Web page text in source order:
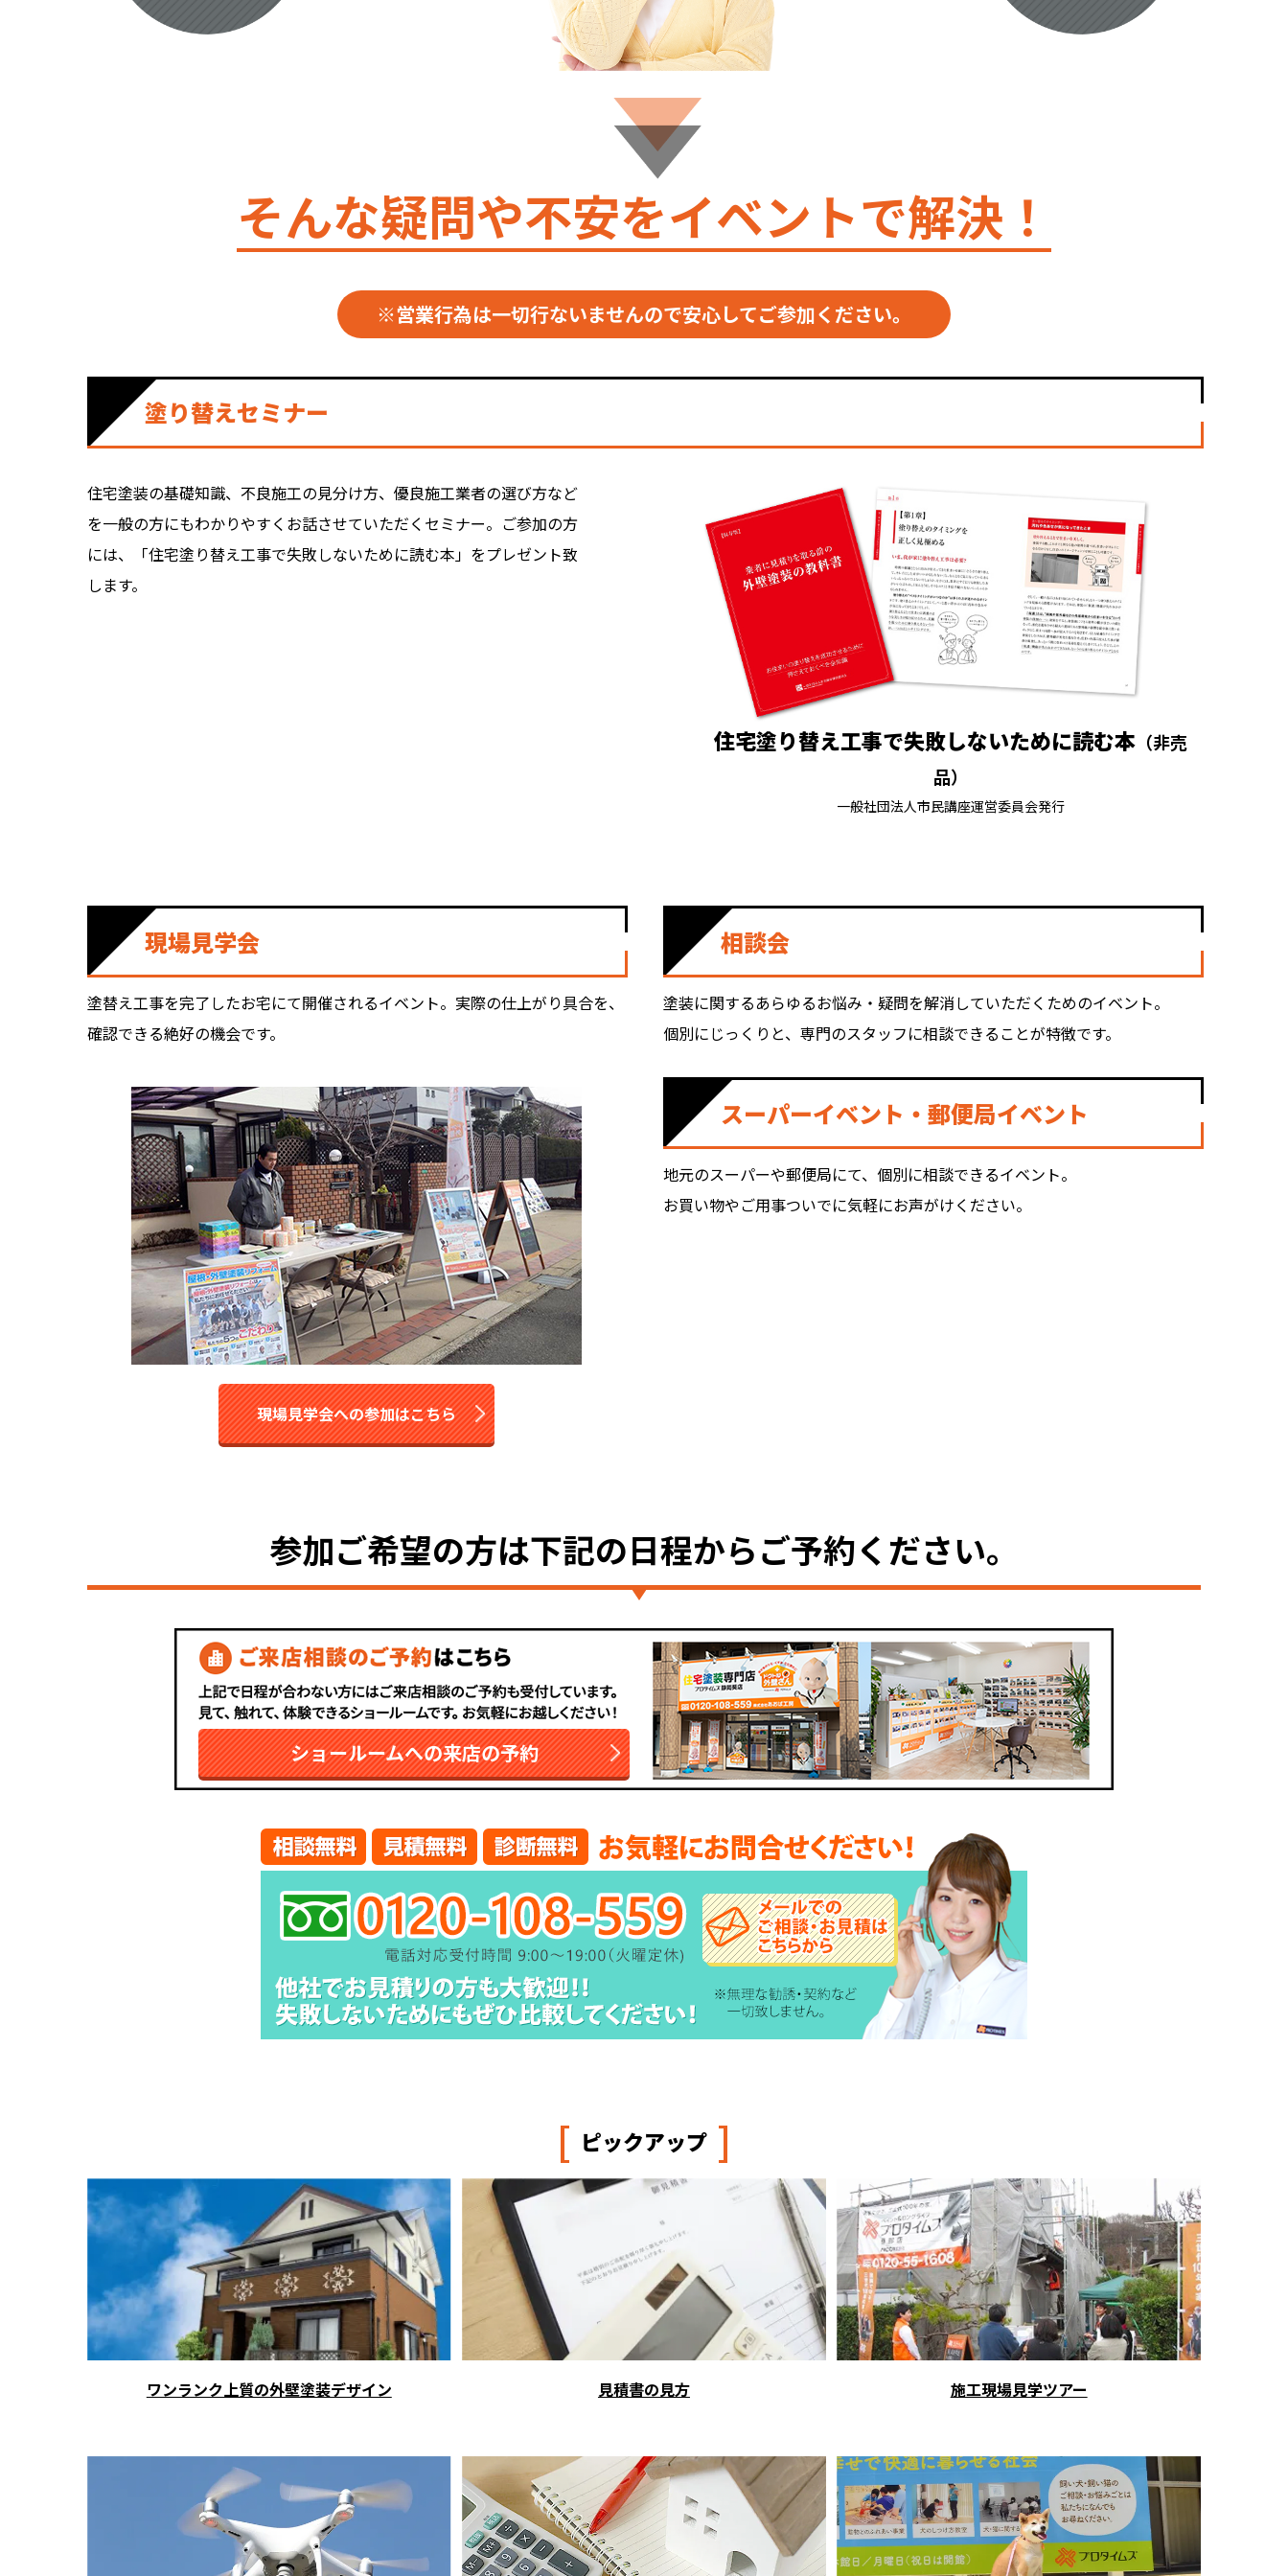
そんな疑問や不安をイベントで解決！
※営業行為は一切行ないませんので安心してご参加ください。
塗り替えセミナー
住宅塗装の基礎知識、不良施工の見分け方、優良施工業者の選び方など
を一般の方にもわかりやすくお話させていただくセミナー。ご参加の方
には、「住宅塗り替え工事で失敗しないために読む本」をプレゼント致
します。
住宅塗り替え工事で失敗しないために読む本（非売
品）
一般社団法人市民講座運営委員会発行
現場見学会
塗替え工事を完了したお宅にて開催されるイベント。実際の仕上がり具合を、
確認できる絶好の機会です。
現場見学会への参加はこちら
相談会
塗装に関するあらゆるお悩み・疑問を解消していただくためのイベント。
個別にじっくりと、専門のスタッフに相談できることが特徴です。
スーパーイベント・ 郵便局イベント
地元のスーパーや郵便局にて、個別に相談できるイベント。
お買い物やご用事ついでに気軽にお声がけください。
参加ご希望の方は下記の日程からご予約ください。
ショールームへの来店の予約
[ ピックアップ ]
ワンランク上質の外壁塗装デザイン 見積書の見方 施工現場見学ツアー